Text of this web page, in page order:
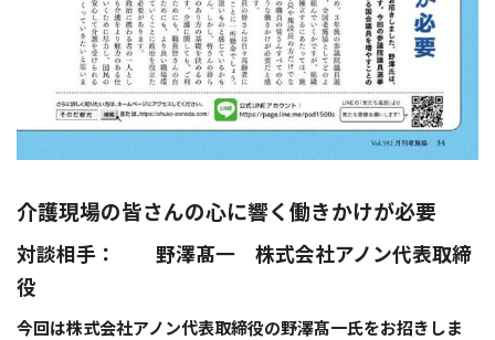
介護現場の皆さんの心に響く働きかけが必要
対談相手： 野澤髙一 株式会社アノン代表取締
役
今回は株式会社アノン代表取締役の野澤髙一氏をお招きしま